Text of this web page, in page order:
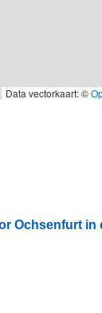
Data vectorkaart: ©
Ochsenfurt in